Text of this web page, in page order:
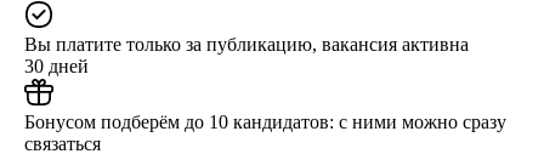
Вы платите только за публикацию, вакансия активна
30 дней
Бонусом подберём до 10 кандидатов: с ними можно сразу
связаться